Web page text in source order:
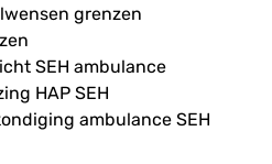
grenzen
SEH ambulance
HAP SEH
ambulance SEH